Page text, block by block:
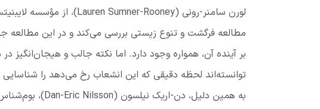
لورن سامنر-رونی (
Lauren Sumner-Rooney
)، از مؤسسه
مطالعه فرگشت و تنوع زیستی بررسی می‌کند و در این مطالعه
بر آینده آن، همواره وجود دارد. اما نکته جالب و
توانسته‌اند لحظه دقیقی که این انشعاب رخ می‌دهد را شناسایی
به همین دلیل، دن-اریک نیلسون (
Dan-Eric Nilsson
)،